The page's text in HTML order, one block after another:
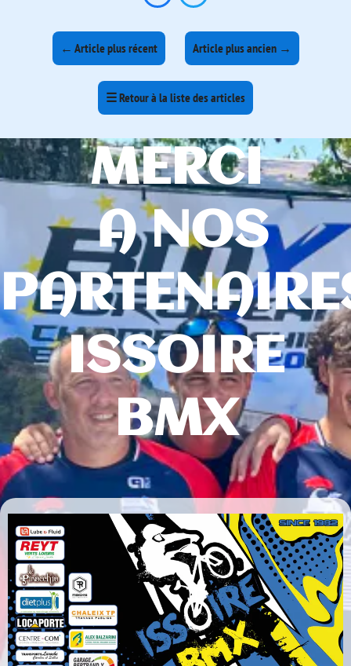
← Article plus récent Article plus ancien→
☰Retour à la liste des articles
MERCI
A NOS
ISSOIRE
BMX